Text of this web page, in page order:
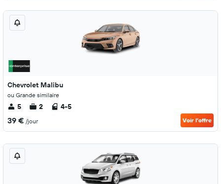
Chevrolet Malibu
ou Grande similaire
5 2 4-5
39 € /jour Voir l’offre